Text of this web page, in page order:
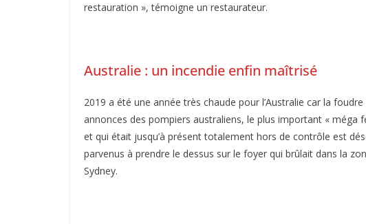
restauration », témoigne un restaurateur.
Australie : un incendie enfin maîtrisé
2019 a été une année très chaude pour l’Australie car la
annonces des pompiers australiens, le plus important « méga
et qui était jusqu’à présent totalement hors de contrôle est
parvenus à prendre le dessus sur le foyer qui brûlait dans la
Sydney.